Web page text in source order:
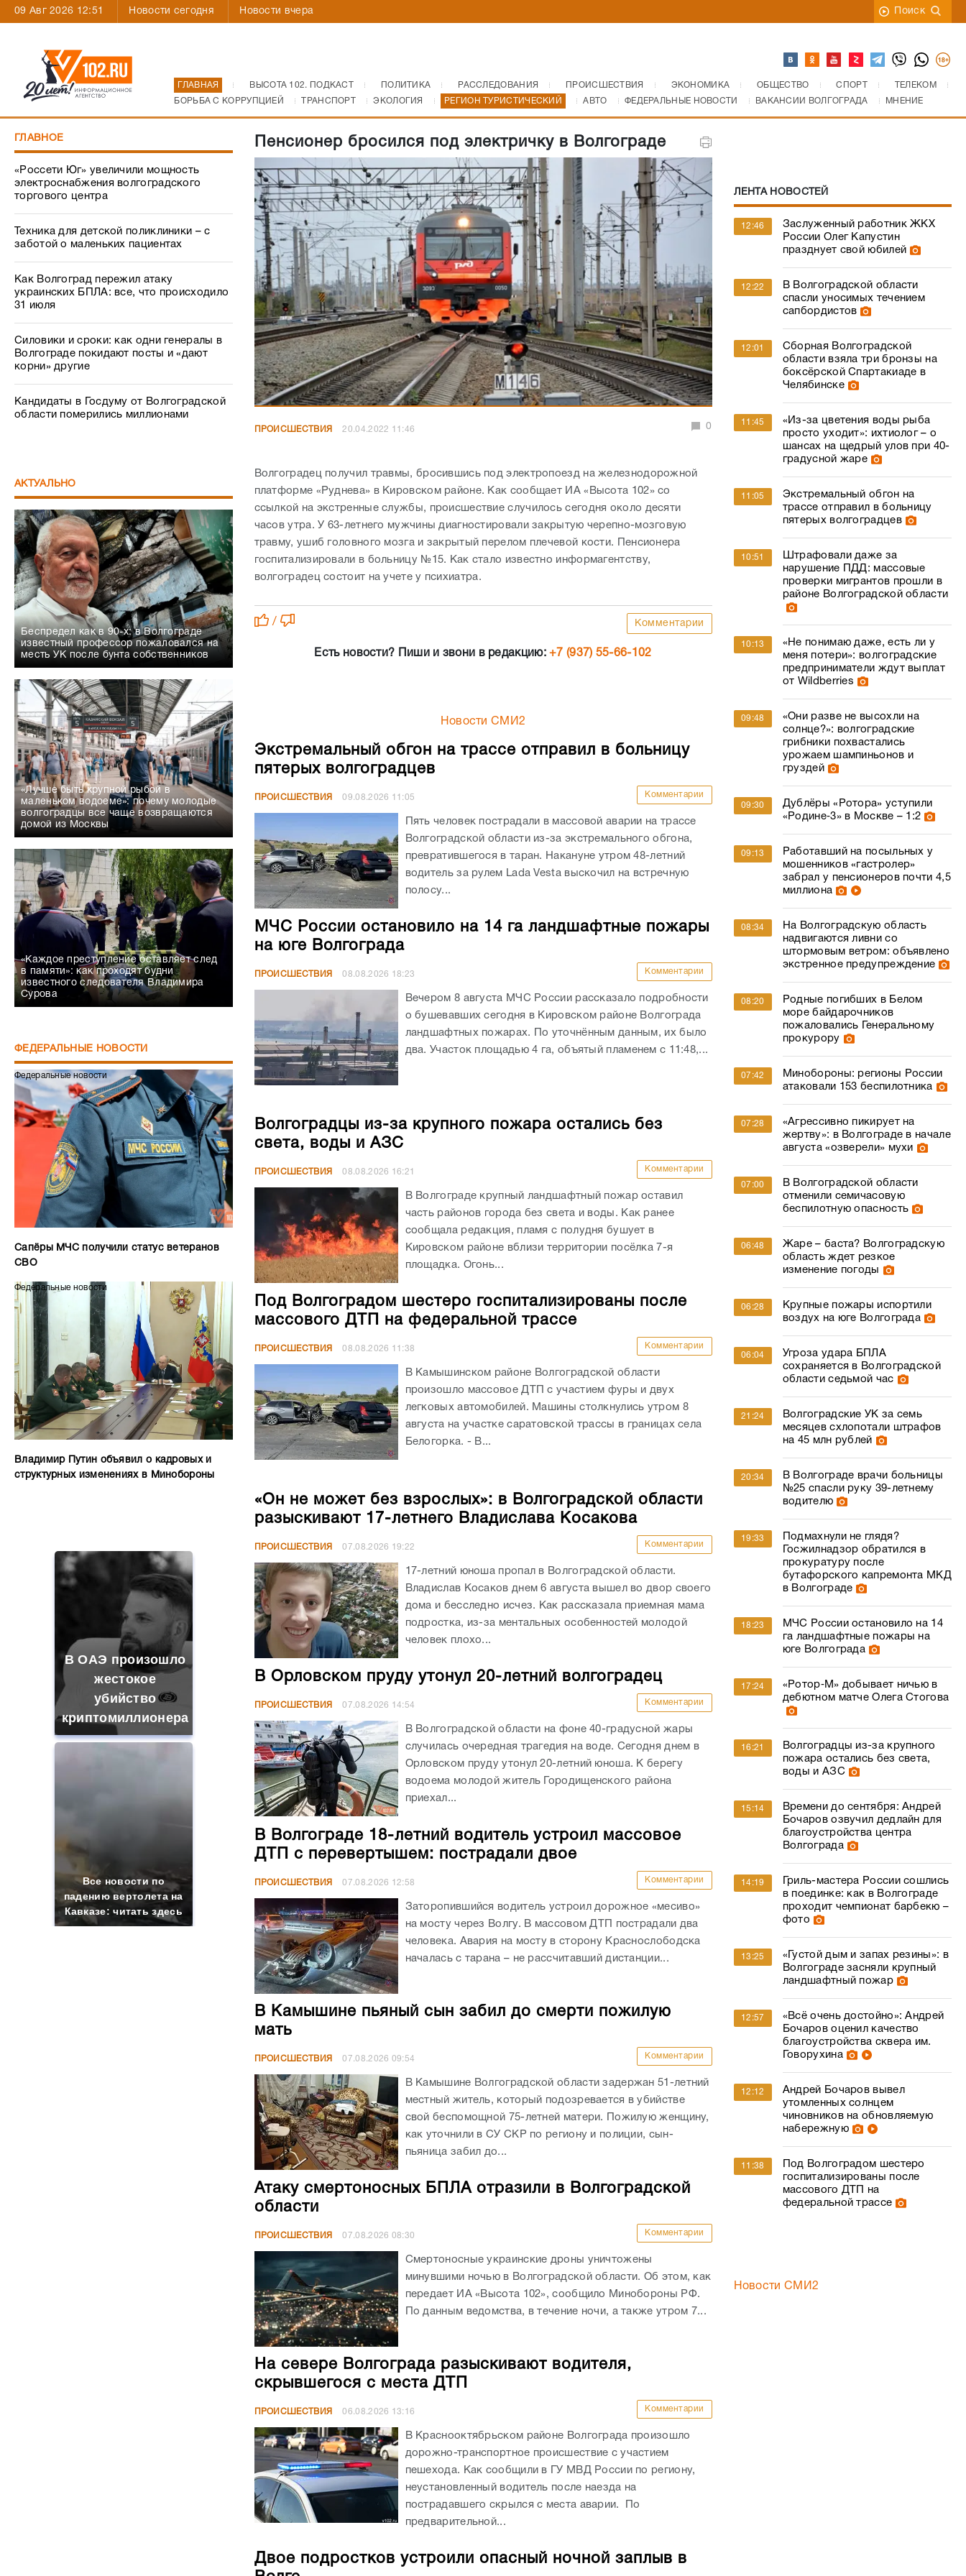
09 Авг 2026 12:51 Новости сегодня Новости вчера Поиск
ГЛАВНАЯ ВЫСОТА 102. ПОДКАСТ ПОЛИТИКА РАССЛЕДОВАНИЯ ПРОИСШЕСТВИЯ ЭКОНОМИКА ОБЩЕСТВО СПОРТ
ТЕЛЕКОМ
БОРЬБА С КОРРУПЦИЕЙ
ТРАНСПОРТ ЭКОЛОГИЯ РЕГИОН ТУРИСТИЧЕСКИЙ АВТО ФЕДЕРАЛЬНЫЕ НОВОСТИ ВАКАНСИИ ВОЛГОГРАДА МНЕНИЕ
ГЛАВНОЕ
«Россети Юг» увеличили мощность
электроснабжения волгоградского
торгового центра
Техника для детской поликлиники – с
заботой о маленьких пациентах
Как Волгоград пережил атаку
украинских БПЛА: все, что происходило
31 июля
Силовики и сроки: как одни генералы в
Волгограде покидают посты и «дают
корни» другие
Кандидаты в Госдуму от Волгоградской
области померились миллионами
АКТУАЛЬНО
Беспредел как в 90-х: в Волгограде
известный профессор пожаловался на
месть УК после бунта собственников
«Лучше быть крупной рыбой в
маленьком водоеме»: почему молодые
волгоградцы все чаще возвращаются
домой из Москвы
«Каждое преступление оставляет след
в памяти»: как проходят будни
известного следователя Владимира
Сурова
ФЕДЕРАЛЬНЫЕ НОВОСТИ
Федеральные новости
Сапёры МЧС получили статус ветеранов
СВО
Федеральные новости
Владимир Путин объявил о кадровых и
структурных изменениях в Минобороны
В ОАЭ произошло
жестокое
убийство
криптомиллионера
Все новости по
падению вертолета на
Кавказе: читать здесь
Пенсионер бросился под электричку в Волгограде
ПРОИСШЕСТВИЯ 20.04.2022 11:46 0
Волгоградец получил травмы, бросившись под электропоезд на железнодорожной
платформе «Руднева» в Кировском районе. Как сообщает ИА «Высота 102» со
ссылкой на экстренные службы, происшествие случилось сегодня около десяти
часов утра. У 63-летнего мужчины диагностировали закрытую черепно-мозговую
травму, ушиб головного мозга и закрытый перелом плечевой кости. Пенсионера
госпитализировали в больницу №15. Как стало известно информагентству,
волгоградец состоит на учете у психиатра.
/ Комментарии
Есть новости? Пиши и звони в редакцию:+7 (937) 55-66-102
Новости СМИ2
Экстремальный обгон на трассе отправил в больницу
пятерых волгоградцев
ПРОИСШЕСТВИЯ 09.08.2026 11:05 Комментарии
Пять человек пострадали в массовой аварии на трассе
Волгоградской области из-за экстремального обгона,
превратившегося в таран. Накануне утром 48-летний
водитель за рулем Lada Vesta выскочил на встречную
полосу...
МЧС России остановило на 14 га ландшафтные пожары
на юге Волгограда
ПРОИСШЕСТВИЯ 08.08.2026 18:23 Комментарии
Вечером 8 августа МЧС России рассказало подробности
о бушевавших сегодня в Кировском районе Волгограда
ландшафтных пожарах. По уточнённым данным, их было
два. Участок площадью 4 га, объятый пламенем с 11:48,...
Волгоградцы из-за крупного пожара остались без
света, воды и АЗС
ПРОИСШЕСТВИЯ 08.08.2026 16:21 Комментарии
В Волгограде крупный ландшафтный пожар оставил
часть районов города без света и воды. Как ранее
сообщала редакция, пламя с полудня бушует в
Кировском районе вблизи территории посёлка 7-я
площадка. Огонь...
Под Волгоградом шестеро госпитализированы после
массового ДТП на федеральной трассе
ПРОИСШЕСТВИЯ 08.08.2026 11:38 Комментарии
В Камышинском районе Волгоградской области
произошло массовое ДТП с участием фуры и двух
легковых автомобилей. Машины столкнулись утром 8
августа на участке саратовской трассы в границах села
Белогорка. - В...
«Он не может без взрослых»: в Волгоградской области
разыскивают 17-летнего Владислава Косакова
ПРОИСШЕСТВИЯ 07.08.2026 19:22 Комментарии
17-летний юноша пропал в Волгоградской области.
Владислав Косаков днем 6 августа вышел во двор своего
дома и бесследно исчез. Как рассказала приемная мама
подростка, из-за ментальных особенностей молодой
человек плохо...
В Орловском пруду утонул 20-летний волгоградец
ПРОИСШЕСТВИЯ 07.08.2026 14:54 Комментарии
В Волгоградской области на фоне 40-градусной жары
случилась очередная трагедия на воде. Сегодня днем в
Орловском пруду утонул 20-летний юноша. К берегу
водоема молодой житель Городищенского района
приехал...
В Волгограде 18-летний водитель устроил массовое
ДТП с перевертышем: пострадали двое
ПРОИСШЕСТВИЯ 07.08.2026 12:58 Комментарии
Заторопившийся водитель устроил дорожное «месиво»
на мосту через Волгу. В массовом ДТП пострадали два
человека. Авария на мосту в сторону Краснослободска
началась с тарана – не рассчитавший дистанции...
В Камышине пьяный сын забил до смерти пожилую
мать
ПРОИСШЕСТВИЯ 07.08.2026 09:54 Комментарии
В Камышине Волгоградской области задержан 51-летний
местный житель, который подозревается в убийстве
свой беспомощной 75-летней матери. Пожилую женщину,
как уточнили в СУ СКР по региону и полиции, сын-
пьяница забил до...
Атаку смертоносных БПЛА отразили в Волгоградской
области
ПРОИСШЕСТВИЯ 07.08.2026 08:30 Комментарии
Смертоносные украинские дроны уничтожены
минувшими ночью в Волгоградской области. Об этом, как
передает ИА «Высота 102», сообщило Минобороны РФ.
По данным ведомства, в течение ночи, а также утром 7...
На севере Волгограда разыскивают водителя,
скрывшегося с места ДТП
ПРОИСШЕСТВИЯ 06.08.2026 13:16 Комментарии
В Краснооктябрьском районе Волгограда произошло
дорожно-транспортное происшествие с участием
пешехода. Как сообщили в ГУ МВД России по региону,
неустановленный водитель после наезда на
пострадавшего скрылся с места аварии. По
предварительной...
Двое подростков устроили опасный ночной заплыв в
ЛЕНТА НОВОСТЕЙ
12:46
Заслуженный работник ЖКХ
России Олег Капустин
празднует свой юбилей
12:22
В Волгоградской области
спасли уносимых течением
сапбордистов
12:01
Сборная Волгоградской
области взяла три бронзы на
боксёрской Спартакиаде в
Челябинске
11:45
«Из-за цветения воды рыба
просто уходит»: ихтиолог – о
шансах на щедрый улов при 40-
градусной жаре
11:05
Экстремальный обгон на
трассе отправил в больницу
пятерых волгоградцев
10:51
Штрафовали даже за
нарушение ПДД: массовые
проверки мигрантов прошли в
районе Волгоградской области
10:13
«Не понимаю даже, есть ли у
меня потери»: волгоградские
предприниматели ждут выплат
от Wildberries
09:48
«Они разве не высохли на
солнце?»: волгоградские
грибники похвастались
урожаем шампиньонов и
груздей
09:30
Дублёры «Ротора» уступили
«Родине‑3» в Москве – 1:2
09:13
Работавший на посыльных у
мошенников «гастролер»
забрал у пенсионеров почти 4,5
миллиона
08:34
На Волгоградскую область
надвигаются ливни со
штормовым ветром: объявлено
экстренное предупреждение
08:20
Родные погибших в Белом
море байдарочников
пожаловались Генеральному
прокурору
07:42
Минобороны: регионы России
атаковали 153 беспилотника
07:28
«Агрессивно пикирует на
жертву»: в Волгограде в начале
августа «озверели» мухи
07:00
В Волгоградской области
отменили семичасовую
беспилотную опасность
06:48
Жаре – баста? Волгоградскую
область ждет резкое
изменение погоды
06:28
Крупные пожары испортили
воздух на юге Волгограда
06:04
Угроза удара БПЛА
сохраняется в Волгоградской
области седьмой час
21:24
Волгоградские УК за семь
месяцев схлопотали штрафов
на 45 млн рублей
20:34
В Волгограде врачи больницы
№25 спасли руку 39-летнему
водителю
19:33
Подмахнули не глядя?
Госжилнадзор обратился в
прокуратуру после
бутафорского капремонта МКД
в Волгограде
18:23
МЧС России остановило на 14
га ландшафтные пожары на
юге Волгограда
17:24
«Ротор‑М» добывает ничью в
дебютном матче Олега Стогова
16:21
Волгоградцы из-за крупного
пожара остались без света,
воды и АЗС
15:14
Времени до сентября: Андрей
Бочаров озвучил дедлайн для
благоустройства центра
Волгограда
14:19
Гриль-мастера России сошлись
в поединке: как в Волгограде
проходит чемпионат барбекю –
фото
13:25
«Густой дым и запах резины»: в
Волгограде засняли крупный
ландшафтный пожар
12:57
«Всё очень достойно»: Андрей
Бочаров оценил качество
благоустройства сквера им.
Говорухина
12:12
Андрей Бочаров вывел
утомленных солнцем
чиновников на обновляемую
набережную
11:38
Под Волгоградом шестеро
госпитализированы после
массового ДТП на
федеральной трассе
Новости СМИ2